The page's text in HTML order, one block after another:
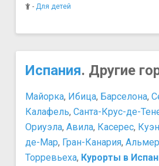
Музей Романтизма
Музей Тиссена-Борнемисы
Национальный
Национальный
Национальный музей
Национальный музей техники и
Форум Мадрид
Хрустальный дворец
- Для детей
Испания. Другие
Майорка, Ибица, Барселона,
Калафель, Санта-Крус-де-
Ориуэла, Авила, Касерес,
де-Мар, Гран-Канария,
Торревьеха, Курорты в